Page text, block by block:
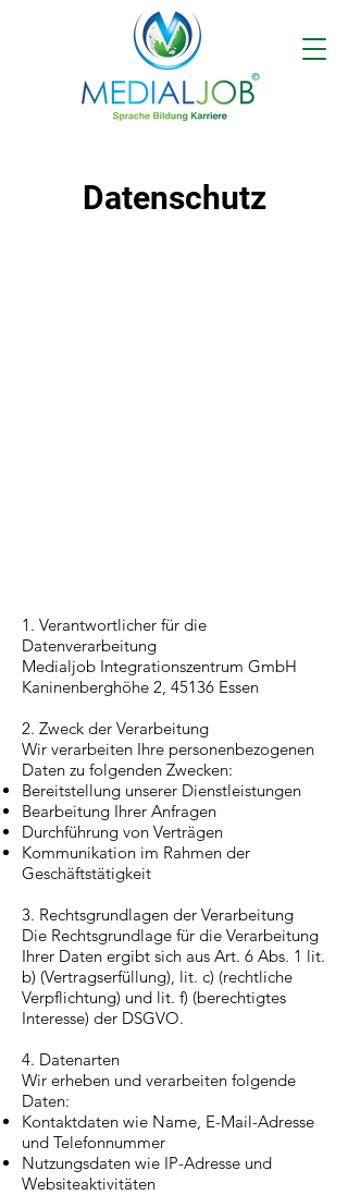
Datenschutz
1. Verantwortlicher für die
Datenverarbeitung
Medialjob Integrationszentrum GmbH
Kaninenberghöhe 2, 45136 Essen
2. Zweck der Verarbeitung
Wir verarbeiten Ihre personenbezogenen
Daten zu folgenden Zwecken:
Bereitstellung unserer Dienstleistungen
Bearbeitung Ihrer Anfragen
Durchführung von Verträgen
Kommunikation im Rahmen der
Geschäftstätigkeit
3. Rechtsgrundlagen der Verarbeitung
Die Rechtsgrundlage für die Verarbeitung
Ihrer Daten ergibt sich aus Art. 6 Abs. 1 lit.
b) (Vertragserfüllung), lit. c) (rechtliche
Verpflichtung) und lit. f) (berechtigtes
Interesse) der DSGVO.
4. Datenarten
Wir erheben und verarbeiten folgende
Daten:
Kontaktdaten wie Name, E-Mail-Adresse
und Telefonnummer
Nutzungsdaten wie IP-Adresse und
Websiteaktivitäten